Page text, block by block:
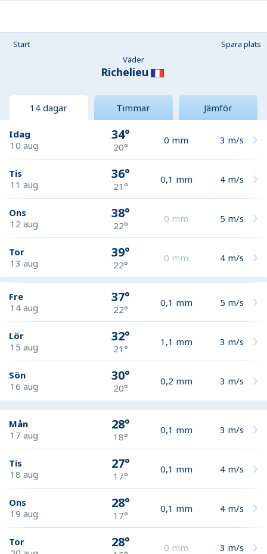
Start
Spara plats
Väder
Richelieu
14 dagar Timmar Jämför
Idag
10 aug
34°
20°
0 mm 3 m/s
Tis
11 aug
36°
21°
0,1 mm 4 m/s
Ons
12 aug
38°
22°
0 mm 5 m/s
Tor
13 aug
39°
22°
0 mm 4 m/s
Fre
14 aug
37°
22°
0,1 mm 5 m/s
Lör
15 aug
32°
21°
1,1 mm 3 m/s
Sön
16 aug
30°
20°
0,2 mm 3 m/s
Mån
17 aug
28°
18°
0,1 mm 3 m/s
Tis
18 aug
27°
17°
0,1 mm 4 m/s
Ons
19 aug
28°
17°
0,1 mm 4 m/s
Tor
28° 0 mm 3 m/s